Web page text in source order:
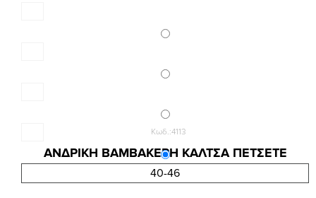
40-46
Κωδ.:4113
ΑΝΔΡΙΚΗ ΒΑΜΒΑΚΕΡΗ ΚΑΛΤΣΑ ΠΕΤΣΕΤΕ
3,45 € 2,59 €